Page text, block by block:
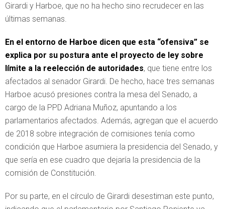
Girardi y Harboe, que no ha hecho sino recrudecer en las
últimas semanas.
En el entorno de Harboe dicen que esta “ofensiva” se
explica por su postura ante el proyecto de ley sobre
límite a la reelección de autoridades, que tiene entre los
afectados al senador Girardi. De hecho, hace tres semanas
Harboe acusó presiones contra la mesa del Senado, a
cargo de la PPD Adriana Muñoz, apuntando a los
parlamentarios afectados. Además, agregan que el acuerdo
de 2018 sobre integración de comisiones tenía como
condición que Harboe asumiera la presidencia del Senado, y
que sería en ese cuadro que dejaría la presidencia de la
comisión de Constitución.
Por su parte, en el círculo de Girardi desestiman este punto,